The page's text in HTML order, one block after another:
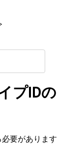
プIDの
要があります